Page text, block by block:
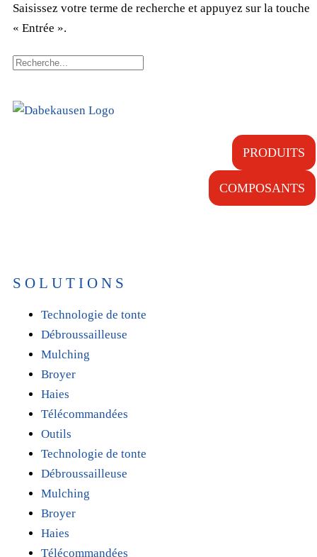
Saisissez votre terme de recherche et appuyez sur la touche
« Entrée ».
PRODUITS
COMPOSANTS
SOLUTIONS
Technologie de tonte
Débroussailleuse
Mulching
Broyer
Haies
Télécommandées
Outils
Technologie de tonte
Débroussailleuse
Mulching
Broyer
Haies
Télécommandées